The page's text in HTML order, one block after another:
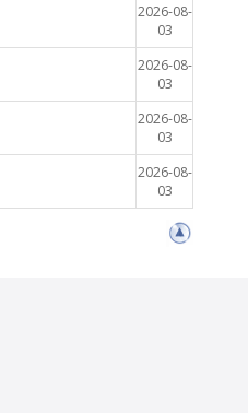
2026-08-
03
2026-08-
03
2026-08-
03
2026-08-
03